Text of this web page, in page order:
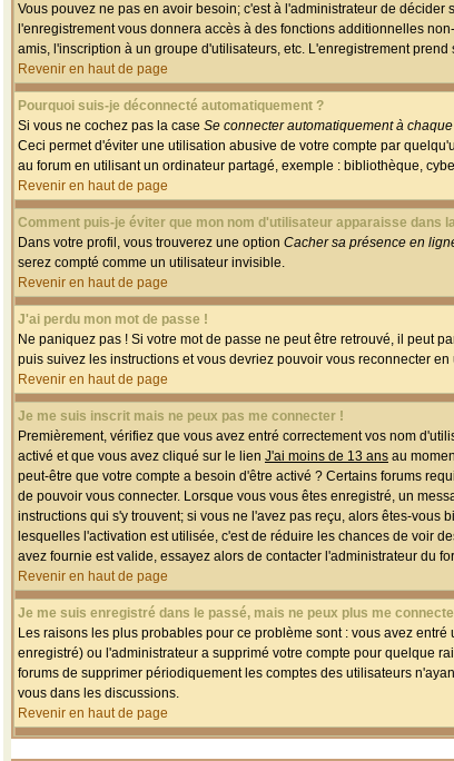
Vous pouvez ne pas en avoir besoin; c'est à l'administrateur de
l'enregistrement vous donnera accès à des fonctions additionnelles
amis, l'inscription à un groupe d'utilisateurs, etc. L'enregistrement
Revenir en haut de page
Pourquoi suis-je déconnecté automatiquement ?
Si vous ne cochez pas la case Se connecter automatiquement à
Ceci permet d'éviter une utilisation abusive de votre compte par
au forum en utilisant un ordinateur partagé, exemple : bibliothèque,
Revenir en haut de page
Comment puis-je éviter que mon nom d'utilisateur apparaisse dans
Dans votre profil, vous trouverez une option Cacher sa présence en
serez compté comme un utilisateur invisible.
Revenir en haut de page
J'ai perdu mon mot de passe !
Ne paniquez pas ! Si votre mot de passe ne peut être retrouvé, il peut
puis suivez les instructions et vous devriez pouvoir vous reconnecter en
Revenir en haut de page
Je me suis inscrit mais ne peux pas me connecter !
Premièrement, vérifiez que vous avez entré correctement vos nom
activé et que vous avez cliqué sur le lien J'ai moins de 13 ans au
peut-être que votre compte a besoin d'être activé ? Certains forums
de pouvoir vous connecter. Lorsque vous vous êtes enregistré, un
instructions qui s'y trouvent; si vous ne l'avez pas reçu, alors êtes-
lesquelles l'activation est utilisée, c'est de réduire les chances de voir
avez fournie est valide, essayez alors de contacter l'administrateur du
Revenir en haut de page
Je me suis enregistré dans le passé, mais ne peux plus me
Les raisons les plus probables pour ce problème sont : vous avez
enregistré) ou l'administrateur a supprimé votre compte pour quelque
forums de supprimer périodiquement les comptes des utilisateurs
vous dans les discussions.
Revenir en haut de page